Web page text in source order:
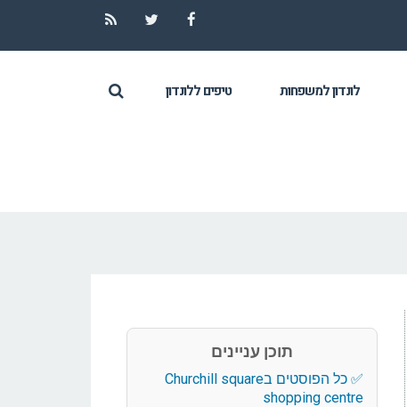
לונדון למשפחות טיפים ללונדון
תוכן עניינים
כל הפוסטים בChurchill square
shopping centre